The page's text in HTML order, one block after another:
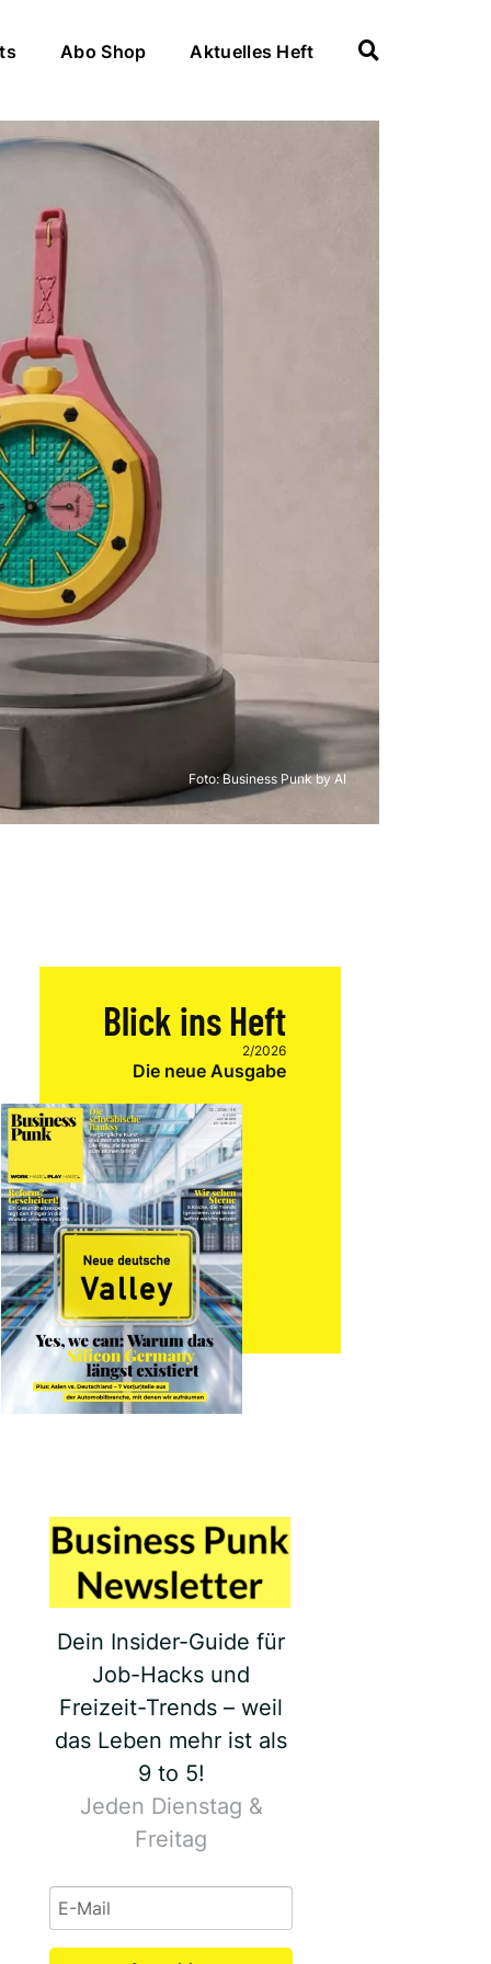
Abo Shop Aktuelles Heft
Foto: Business Punk by AI
Blick ins Heft
2/2026
Die neue Ausgabe
Dein Insider-Guide für
Job-Hacks und
Freizeit-Trends – weil
das Leben mehr ist als
9 to 5!
Jeden Dienstag &
Freitag